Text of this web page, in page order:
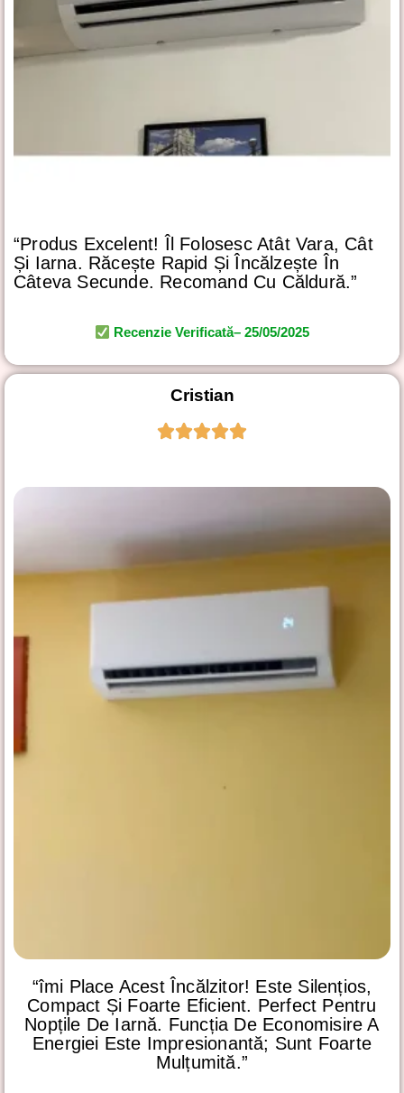
“Produs Excelent! Îl Folosesc Atât Vara, Cât
Și Iarna. Răcește Rapid Și Încălzește În
Câteva Secunde. Recomand Cu Căldură.”
Recenzie Verificată– 25/05/2025
Cristian
“îmi Place Acest Încălzitor! Este Silențios,
Compact Și Foarte Eficient. Perfect Pentru
Nopțile De Iarnă. Funcția De Economisire A
Energiei Este Impresionantă; Sunt Foarte
Mulțumită.”